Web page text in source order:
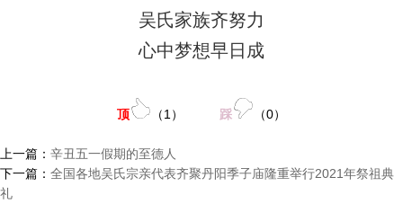
吴氏家族齐努力
心中梦想早日成
顶 （1 ） 踩 （0）
上一篇： 辛丑五一假期的至德人
下一篇： 全国各地吴氏宗亲代表齐聚丹阳季子庙隆重举行2021年祭祖典
礼